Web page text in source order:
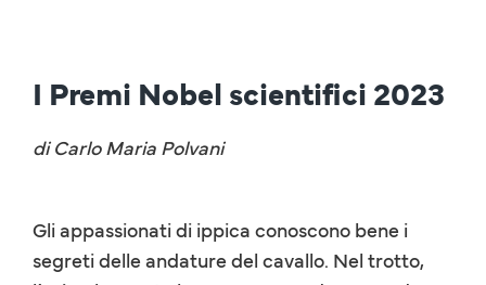
I Premi Nobel scientifici 2023
di Carlo Maria Polvani
Gli appassionati di ippica conoscono bene i
segreti delle andature del cavallo. Nel trotto,